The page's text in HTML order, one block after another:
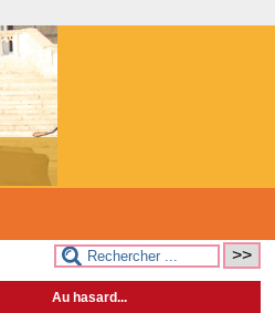
Au hasard...